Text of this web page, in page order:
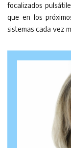
focalizados
que en los
sistemas cada vez